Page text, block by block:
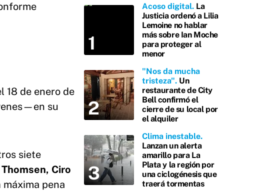
18 de enero de
su
siete
Ciro
pena
Acoso digital La
Justicia ordenó a Lilia
Lemoine no hablar
más sobre Ian Moche
para proteger al
menor
"Nos da mucha
tristeza" Un
restaurante de City
Bell confirmó el
cierre de su local por
el alquiler
Clima inestable
Lanzan un alerta
amarillo para La
Plata y la región por
una ciclogénesis que
traerá tormentas